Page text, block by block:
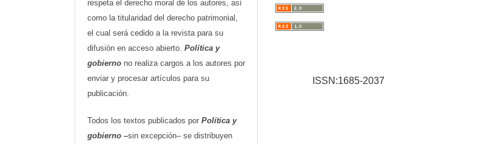
respeta el derecho moral de los autores, así
como la titularidad del derecho patrimonial,
el cual será cedido a la revista para su
difusión en acceso abierto. Política y
gobierno no realiza cargos a los autores por
enviar y procesar artículos para su
publicación.
Todos los textos publicados por Política y
gobierno –sin excepción– se distribuyen
ISSN:1685-2037